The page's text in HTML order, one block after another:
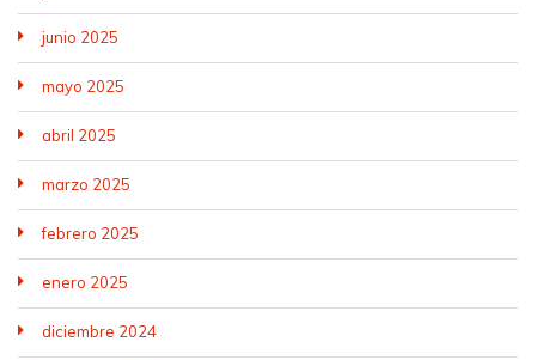
junio 2025
mayo 2025
abril 2025
marzo 2025
febrero 2025
enero 2025
diciembre 2024